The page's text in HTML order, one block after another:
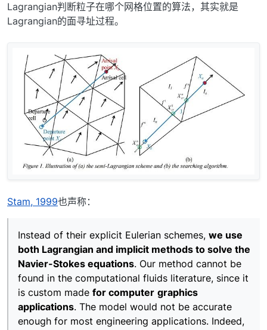
Lagrangian判断粒子在哪个网格位置的算法，其实就是
Lagrangian的面寻址过程。
Stam, 1999也声称：
Instead of their explicit Eulerian schemes, we use
both Lagrangian and implicit methods to solve the
Navier-Stokes equations. Our method cannot be
found in the computational fluids literature, since it
is custom made for computer graphics
applications. The model would not be accurate
enough for most engineering applications. Indeed,